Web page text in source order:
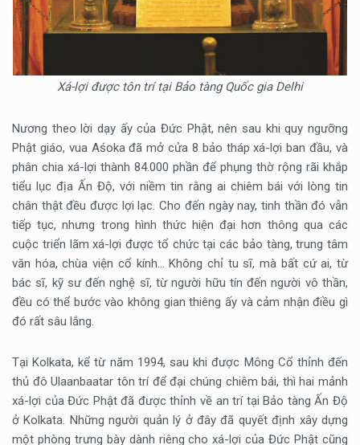
Xá-lợi được tôn trí tại Bảo tàng Quốc gia Delhi
Nương theo lời dạy ấy của Đức Phật, nên sau khi quy ngưỡng
Phật giáo, vua Aśoka đã mở cửa 8 bảo tháp xá-lợi ban đầu, và
phân chia xá-lợi thành 84.000 phần để phụng thờ rộng rãi khắp
tiểu lục địa Ấn Độ, với niềm tin rằng ai chiêm bái với lòng tin
chân thật đều được lợi lạc. Cho đến ngày nay, tinh thần đó vẫn
tiếp tục, nhưng trong hình thức hiện đại hơn thông qua các
cuộc triển lãm xá-lợi được tổ chức tại các bảo tàng, trung tâm
văn hóa, chùa viện cổ kính… Không chỉ tu sĩ, mà bất cứ ai, từ
bác sĩ, kỹ sư đến nghệ sĩ, từ người hữu tín đến người vô thần,
đều có thể bước vào không gian thiêng ấy và cảm nhận điều gì
đó rất sâu lắng.
Tại Kolkata, kể từ năm 1994, sau khi được Mông Cổ thỉnh đến
thủ đô Ulaanbaatar tôn trí để đại chúng chiêm bái, thì hai mảnh
xá-lợi của Đức Phật đã được thỉnh về an trí tại Bảo tàng Ấn Độ
ở Kolkata. Những người quản lý ở đây đã quyết định xây dựng
một phòng trưng bày dành riêng cho xá-lợi của Đức Phật cũng